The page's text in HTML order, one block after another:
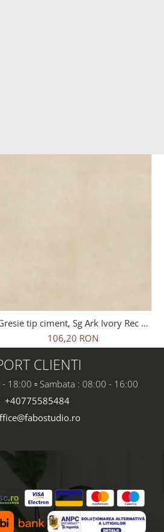
tip ciment, Sg Ark Ivory Rec 1.
60x60x0.7 cm, rectificata,
portelanata, bej, finisaj mat
106,20 RON
CLIENTI
18:00 ▫️ Sambata : 08:00 - 16:00
+40775585484